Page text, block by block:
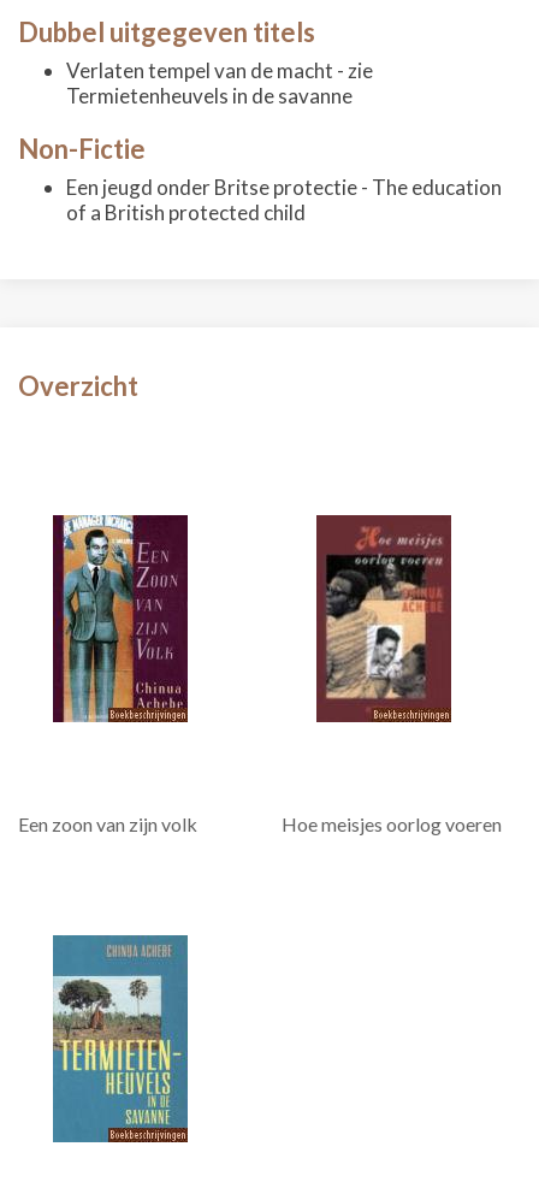
Dubbel uitgegeven titels
Verlaten tempel van de macht - zie
Termietenheuvels in de savanne
Non-Fictie
Een jeugd onder Britse protectie - The education
of a British protected child
Overzicht
Een zoon van zijn volk Hoe meisjes oorlog voeren